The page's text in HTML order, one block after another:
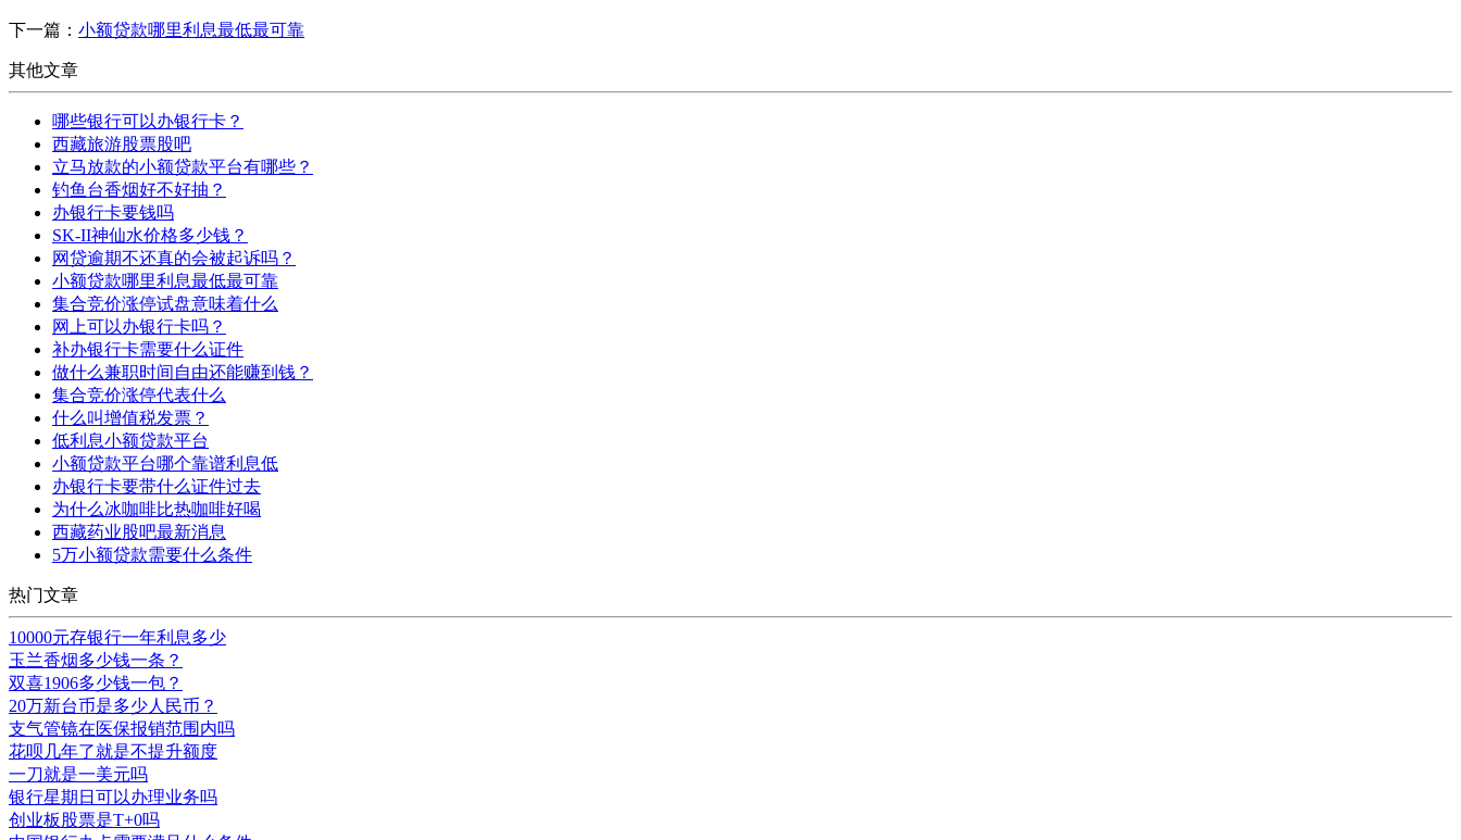
下一篇： 小额贷款哪里利息最低最可靠
其他文章
哪些银行可以办银行卡？
西藏旅游股票股吧
立马放款的小额贷款平台有哪些？
钓鱼台香烟好不好抽？
办银行卡要钱吗
SK-II神仙水价格多少钱？
网贷逾期不还真的会被起诉吗？
小额贷款哪里利息最低最可靠
集合竞价涨停试盘意味着什么
网上可以办银行卡吗？
补办银行卡需要什么证件
做什么兼职时间自由还能赚到钱？
集合竞价涨停代表什么
什么叫增值税发票？
低利息小额贷款平台
小额贷款平台哪个靠谱利息低
办银行卡要带什么证件过去
为什么冰咖啡比热咖啡好喝
西藏药业股吧最新消息
5万小额贷款需要什么条件
热门文章
10000元存银行一年利息多少
玉兰香烟多少钱一条？
双喜1906多少钱一包？
20万新台币是多少人民币？
支气管镜在医保报销范围内吗
花呗几年了就是不提升额度
一刀就是一美元吗
银行星期日可以办理业务吗
创业板股票是T+0吗